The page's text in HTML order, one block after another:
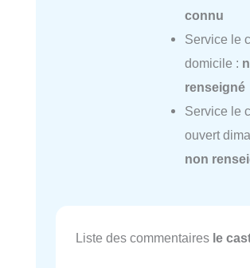
connu
Service le
domicile :
renseigné
Service le
ouvert
non
Liste des commentaires le